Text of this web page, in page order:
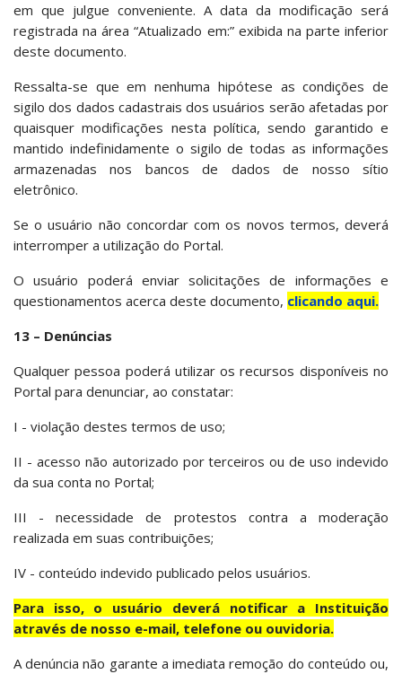
em que julgue conveniente. A data da modificação será
registrada na área “Atualizado em:” exibida na parte inferior
deste documento.
Ressalta-se que em nenhuma hipótese as condições de
sigilo dos dados cadastrais dos usuários serão afetadas por
quaisquer modificações nesta política, sendo garantido e
mantido indefinidamente o sigilo de todas as informações
armazenadas nos bancos de dados de nosso sítio
eletrônico.
Se o usuário não concordar com os novos termos, deverá
interromper a utilização do Portal.
O usuário poderá enviar solicitações de informações e
questionamentos acerca deste documento, clicando aqui.
13 – Denúncias
Qualquer pessoa poderá utilizar os recursos disponíveis no
Portal para denunciar, ao constatar:
I - violação destes termos de uso;
II - acesso não autorizado por terceiros ou de uso indevido
da sua conta no Portal;
III - necessidade de protestos contra a moderação
realizada em suas contribuições;
IV - conteúdo indevido publicado pelos usuários.
Para isso, o usuário deverá notificar a Instituição
através de nosso e-mail, telefone ou ouvidoria.
A denúncia não garante a imediata remoção do conteúdo ou,